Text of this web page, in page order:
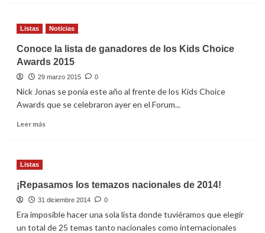
Swift
triunfadora
de
los
iHeartRadio
Awards
Listas Noticias
Conoce la lista de ganadores de los Kids Choice
Awards 2015
29 marzo 2015 0
Nick Jonas se ponía este año al frente de los Kids Choice
Awards que se celebraron ayer en el Forum...
Leer másLeer
de
ganadores
de
los
Listas
¡Repasamos los temazos nacionales de 2014!
31 diciembre 2014 0
Era imposible hacer una sola lista donde tuviéramos que elegir
un total de 25 temas tanto nacionales como internacionales